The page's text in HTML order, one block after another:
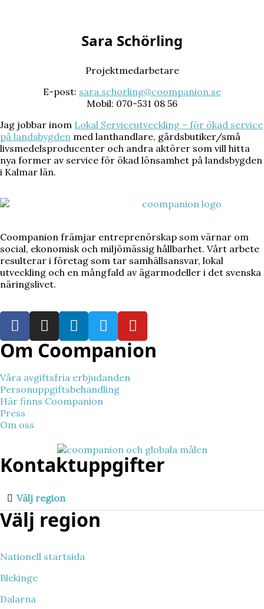
Sara Schörling
Projektmedarbetare
E-post: sara.schorling@coompanion.se
Mobil: 070-531 08 56
Jag jobbar inom Lokal Serviceutveckling – för ökad service
på landsbygden med lanthandlare, gårdsbutiker/små
livsmedelsproducenter och andra aktörer som vill hitta
nya former av service för ökad lönsamhet på landsbygden
i Kalmar län.
Coompanion främjar entreprenörskap som värnar om
social, ekonomisk och miljömässig hållbarhet. Vårt arbete
resulterar i företag som tar samhällsansvar, lokal
utveckling och en mångfald av ägarmodeller i det svenska
näringslivet.
Om Coompanion
Våra avgiftsfria erbjudanden
Personuppgiftsbehandling
Här finns Coompanion
Press
Om oss
Kontaktuppgifter
Välj region
Välj region
Nationell startsida
Blekinge
Dalarna